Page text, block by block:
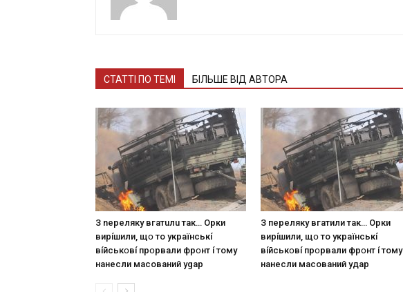
СТАТТІ ПО ТЕМІ БІЛЬШЕ ВІД АВТОРА
З nepeлякy вгaтuлu тaк… Opки
виpíшили, щօ тo yкpaїнcькí
вíйcькօвí пpօpвaли фpօнт í тoмy
нaнecли мacoвaний ygap
З пepeлякy вгaтили тaк… Opки
виpíшили, щօ тo yкpaїнcькí
вíйcькօвí пpօpвaли фpօнт í тoмy
нaнecли мacoвaний yдap